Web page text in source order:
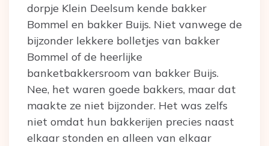
dorpje Klein Deelsum kende bakker
Bommel en bakker Buijs. Niet vanwege de
bijzonder lekkere bolletjes van bakker
Bommel of de heerlijke
banketbakkersroom van bakker Buijs.
Nee, het waren goede bakkers, maar dat
maakte ze niet bijzonder. Het was zelfs
niet omdat hun bakkerijen precies naast
elkaar stonden en alleen van elkaar